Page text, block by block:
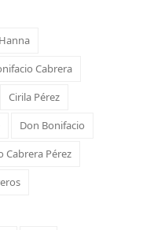
Cabrera
Cirila Pérez
Don Bonifacio
Cabrera Pérez